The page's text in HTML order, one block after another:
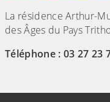
La résidence Arthur-
des Âges du Pays
Téléphone : 03 27 23